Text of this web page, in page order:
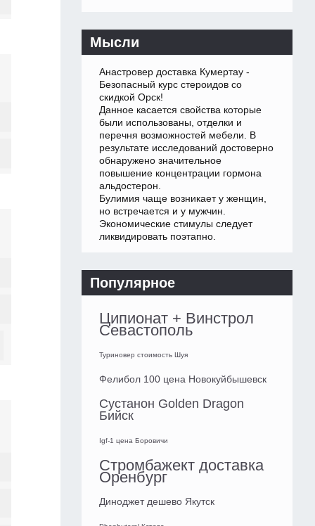
Мысли
Анастровер доставка Кумертау -
Безопасный курс стероидов со
скидкой Орск!
Данное касается свойства которые
были использованы, отделки и
перечня возможностей мебели. В
результате исследований достоверно
обнаружено значительное
повышение концентрации гормона
альдостерон.
Булимия чаще возникает у женщин,
но встречается и у мужчин.
Экономические стимулы следует
ликвидировать поэтапно.
Популярное
Ципионат + Винстрол
Севастополь
Туриновер стоимость Шуя
Фелибол 100 цена Новокуйбышевск
Сустанон Golden Dragon
Бийск
Igf-1 цена Боровичи
Стромбажект доставка
Оренбург
Диноджет дешево Якутск